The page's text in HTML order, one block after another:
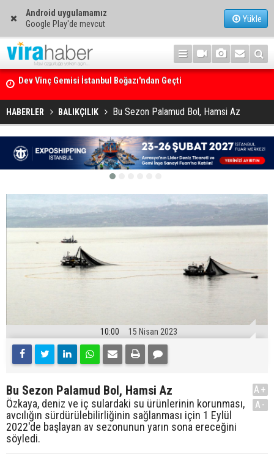
Android uygulamamız
Google Play'de mevcut
Yükle
Ege Denizi’nin En Büyük Mercan Ormanı
HABERLER BALIKÇILIK Bu Sezon Palamud Bol, Hamsi Az
10:00 15 Nisan 2023
Bu Sezon Palamud Bol, Hamsi Az
Özkaya, deniz ve iç sulardaki su ürünlerinin korunması,
avcılığın sürdürülebilirliğinin sağlanması için 1 Eylül
2022'de başlayan av sezonunun yarın sona ereceğini
söyledi.
A+
A-